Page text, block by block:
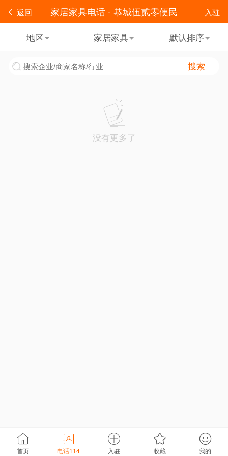
返回 入驻
家居家具电话 - 恭城伍贰零便民
地区 家居家具 默认排序
搜索
没有更多了
首页 电话114 入驻 收藏 我的